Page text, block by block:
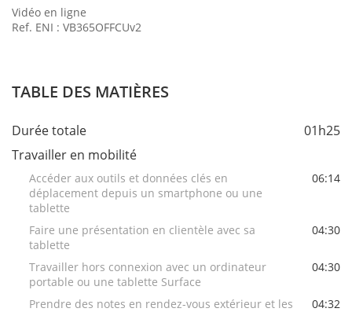
Vidéo en ligne
Ref. ENI : VB365OFFCUv2
TABLE DES MATIÈRES
Durée totale
01h25
Travailler en mobilité
Accéder aux outils et données clés en
déplacement depuis un smartphone ou une
tablette
06:14
Faire une présentation en clientèle avec sa
tablette
04:30
Travailler hors connexion avec un ordinateur
portable ou une tablette Surface
04:30
Prendre des notes en rendez-vous extérieur et les
04:32